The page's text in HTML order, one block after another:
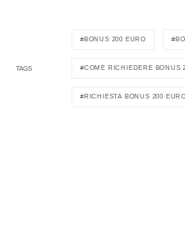
TAGS
BONUS 200 EURO
COME RICHIEDERE BONUS
RICHIESTA BONUS 200 EURO